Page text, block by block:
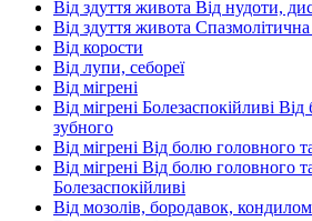
Від здуття живота Від нудоти,
Від здуття живота
Від корости
Від лупи, себореї
Від мігрені
Від мігрені Болезаспокійливі
зубного
Від мігрені Від болю головного
Від мігрені Від болю головного
Болезаспокійливі
Від мозолів, бородавок, кондилом